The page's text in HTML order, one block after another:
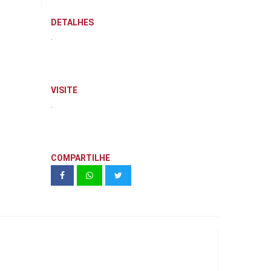
DETALHES
VISITE
COMPARTILHE
Balkon (4 Suítes)